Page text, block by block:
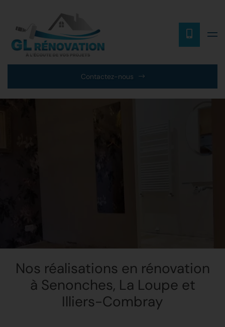
Contactez-nous
Nos réalisations en rénovation
à Senonches, La Loupe et
Illiers-Combray